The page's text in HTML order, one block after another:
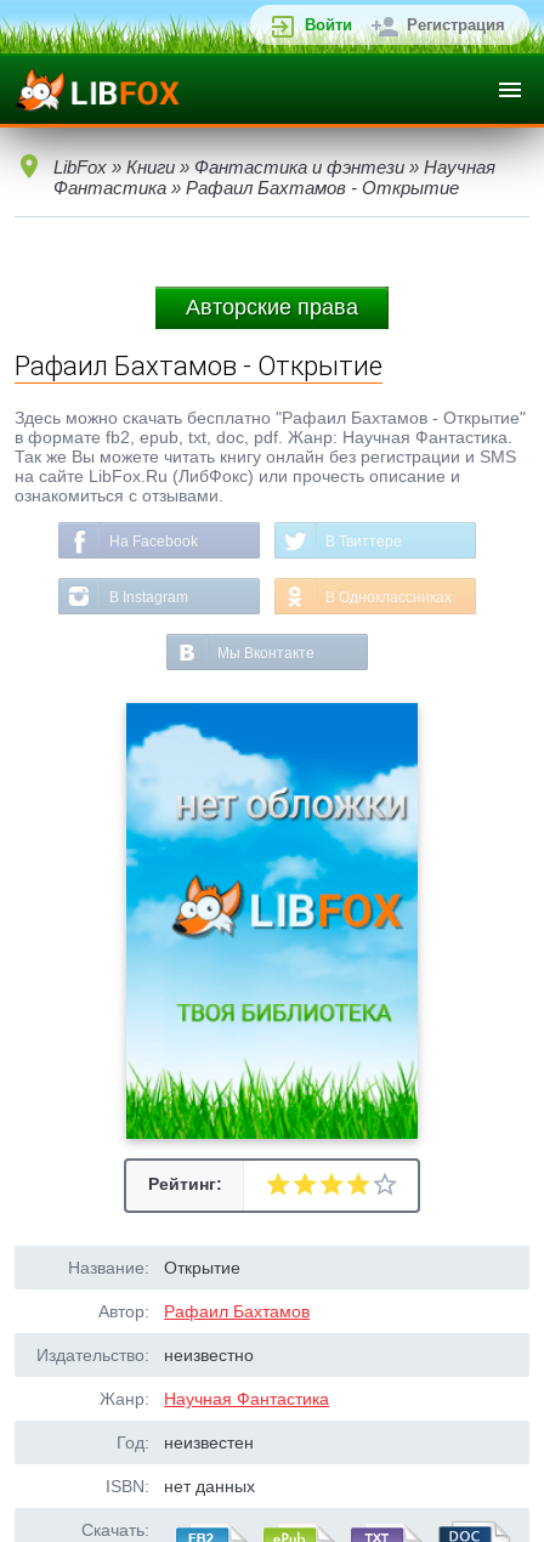
Войти Регистрация
LibFox » Книги » Фантастика и фэнтези » Научная
Фантастика » Рафаил Бахтамов - Открытие
Авторские права
Рафаил Бахтамов - Открытие
Здесь можно скачать бесплатно "Рафаил Бахтамов - Открытие"
в формате fb2, epub, txt, doc, pdf. Жанр: Научная Фантастика.
Так же Вы можете читать книгу онлайн без регистрации и SMS
на сайте LibFox.Ru (ЛибФокс) или прочесть описание и
ознакомиться с отзывами.
На Facebook В Твиттере
В Instagram В Одноклассниках
Мы Вконтакте
Рейтинг:
Название: Открытие
Автор: Рафаил Бахтамов
Издательство: неизвестно
Жанр: Научная Фантастика
Год: неизвестен
ISBN: нет данных
Скачать: